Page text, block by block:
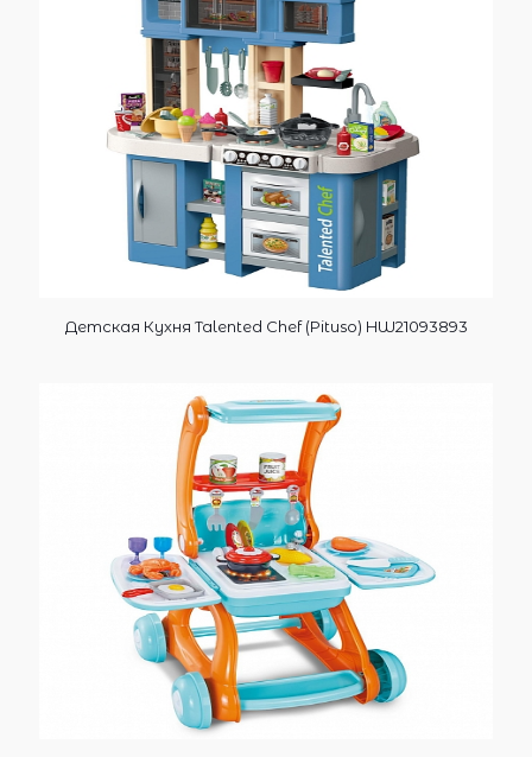
Детская Кухня Talented Chef (Pituso) HW21093893